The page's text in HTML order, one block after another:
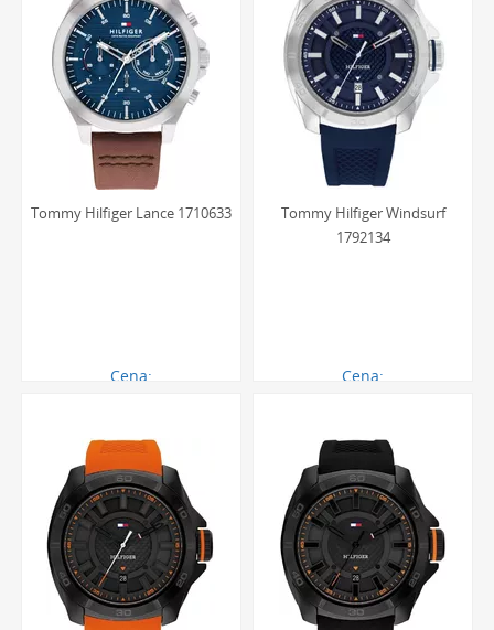
Tommy Hilfiger Lance 1710633
Cena:
Tommy Hilfiger Windsurf
1792134
Cena: